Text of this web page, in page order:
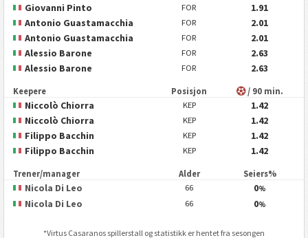
Giovanni Pinto
FOR
1.91
Antonio Guastamacchia
FOR
2.01
Antonio Guastamacchia
FOR
2.01
Alessio Barone
FOR
2.63
Alessio Barone
FOR 2.63
Keepere Posisjon / 90 min.
Niccolò Chiorra KEP
1.42
Niccolò Chiorra
KEP
1.42
Filippo Bacchin
KEP
1.42
Filippo Bacchin
KEP 1.42
Trener/manager Alder Seiers%
Nicola Di Leo 66 0%
Nicola Di Leo 66 0%
*Virtus Casaranos spillerstall og statistikk er hentet fra sesongen